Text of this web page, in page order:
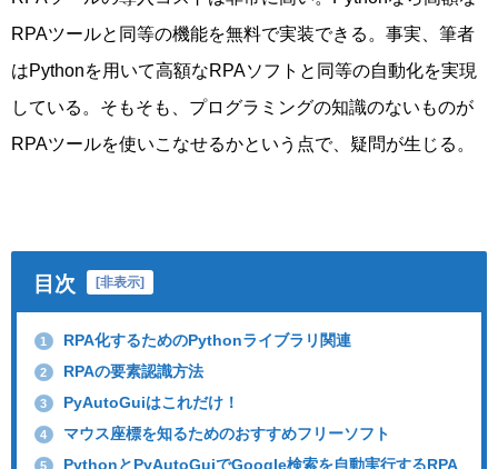
RPAツールと同等の機能を無料で実装できる。事実、筆者
はPythonを用いて高額なRPAソフトと同等の自動化を実現
している。そもそも、プログラミングの知識のないものが
RPAツールを使いこなせるかという点で、疑問が生じる。
目次 [非表示]
1 RPA化するためのPythonライブラリ関連
2 RPAの要素認識方法
3 PyAutoGuiはこれだけ！
4 マウス座標を知るためのおすすめフリーソフト
5
PythonとPyAutoGuiでGoogle検索を自動実行するRPA